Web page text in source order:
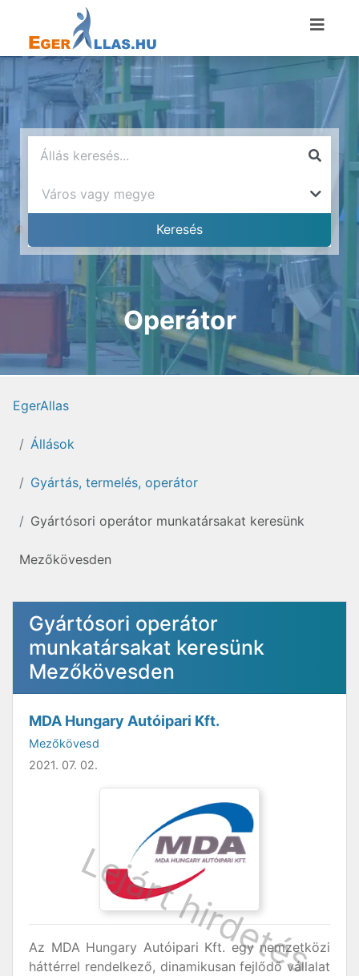
Operátor
EgerAllas
Állások
Gyártás, termelés, operátor
Gyártósori operátor munkatársakat keresünk
Mezőkövesden
Gyártósori operátor
munkatársakat keresünk
Mezőkövesden
MDA Hungary Autóipari Kft.
Mezőkövesd
2021. 07. 02.
Az MDA Hungary Autóipari Kft. egy nemzetközi
háttérrel rendelkező, dinamikusan fejlődő vállalat